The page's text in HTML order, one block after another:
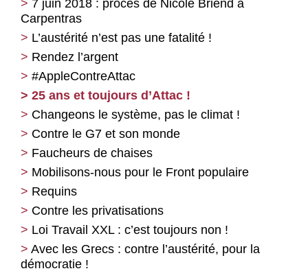
7 juin 2018 : procès de Nicole Briend à
Carpentras
L’austérité n’est pas une fatalité !
Rendez l’argent
#AppleContreAttac
25 ans et toujours d’Attac !
Changeons le système, pas le climat !
Contre le G7 et son monde
Faucheurs de chaises
Mobilisons-nous pour le Front populaire
Requins
Contre les privatisations
Loi Travail XXL : c’est toujours non !
Avec les Grecs : contre l’austérité, pour la
démocratie !